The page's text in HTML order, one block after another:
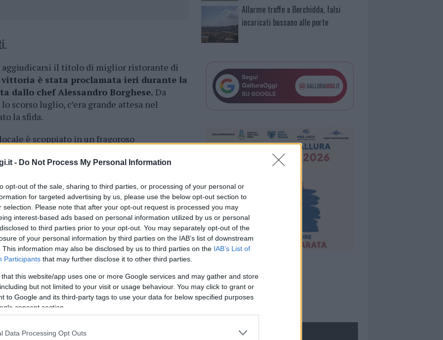
- Do Not Process My Personal Information
opt-out of the sale, sharing to third parties, or processing of your personal or
for targeted advertising by us, please use the below opt-out section to
selection. Please note that after your opt-out request is processed you may
interest-based ads based on personal information utilized by us or personal
to third parties prior to your opt-out. You may separately opt-out of the
of your personal information by third parties on the IAB’s list of downstream
This information may also be disclosed by us to third parties on the IAB’s List of
Participants that may further disclose it to other third parties.
that this website/app uses one or more Google services and may gather and store
but not limited to your visit or usage behaviour. You may click to grant or
to Google and its third-party tags to use your data for below specified purposes
consent section.
Data Processing Opt Outs
aggiudicarsi il titolo di miglior ristorante di
vittoria è stata proclamata ieri durante la
dallo chef Alessandro Borghese. Da
scorso luglio, c’era grande attesa nel
la sfida.
è scoppiato in un fragoroso
riuscito a creare una cucina al passo con i
rispetto della tradizione sarda”, ha
il voto proprio dello chef,che ha risolto il
locale di Cagliari, l’Osteria Kobuto.La
sul canale 11 di Sky e le repliche
del digitale terrestre).
cliccandoqui
Allarme truffe a Berchidda, falsi
incaricati bussano alle porte
NECROLOGIE